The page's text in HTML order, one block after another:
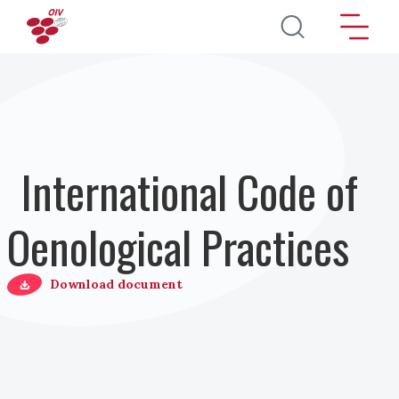
Pasar al contenido principal
International Code of
Oenological Practices
Download document